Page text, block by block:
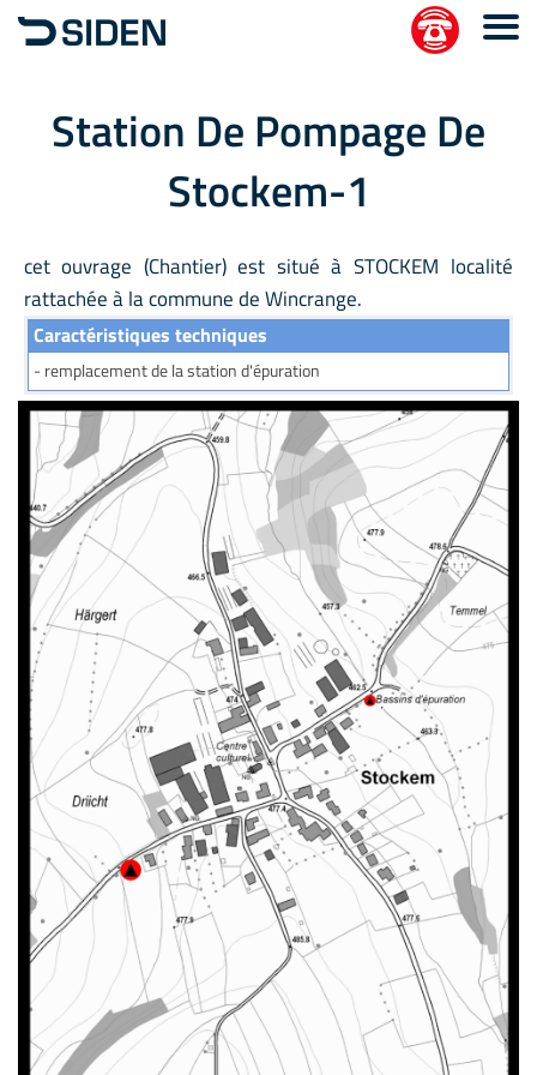
Station De Pompage De
Stockem-1
cet ouvrage (Chantier) est situé à STOCKEM localité
rattachée à la commune de Wincrange.
Caractéristiques techniques
- remplacement de la station d'épuration